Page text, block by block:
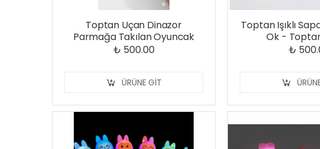
Toptan Uçan Dinazor
Parmağa Takılan Oyuncak
₺ 500.00
ÜRÜNE GIT
Toptan Işıklı
Ok -
₺